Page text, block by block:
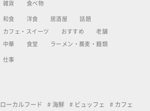
雑貨 食べ物
和食 洋食 居酒屋 話題
カフェ・スイーツ おすすめ 老舗
中華 食堂 ラーメン・蕎麦・麺類
仕事
ローカルフード 海鮮 ビュッフェ カフェ